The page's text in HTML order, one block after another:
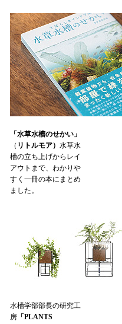
「水草水槽のせかい」
（ リトルモア） 水草水
槽の立ち上げからレイ
アウトまで、わかりや
すく一冊の本にまとめ
ました。
水槽学部部長の研究工
房「PLANTS